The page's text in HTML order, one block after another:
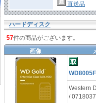
直送品
ハードディスク
57件の商品がございます。
画像
Western
/